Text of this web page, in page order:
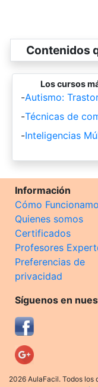
Contenidos
Los cursos
-Autismo:
-Técnicas de
-Inteligencias
Información
Cómo
Quienes somos
Certificados
Profesores
Preferencias de
privacidad
Síguenos en
2026 AulaFacil. Todos los